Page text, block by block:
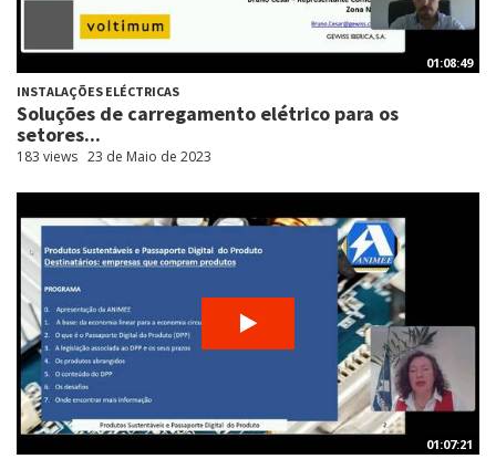
01:08:49
INSTALAÇÕES ELÉCTRICAS
Soluções de carregamento elétrico para os
setores...
183 views 23 de Maio de 2023
01:07:21